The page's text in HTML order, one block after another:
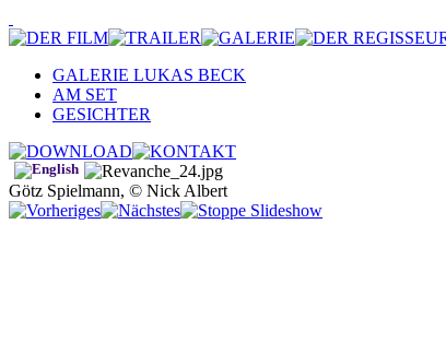
GALERIE LUKAS BECK
AM SET
GESICHTER
Götz Spielmann, © Nick Albert